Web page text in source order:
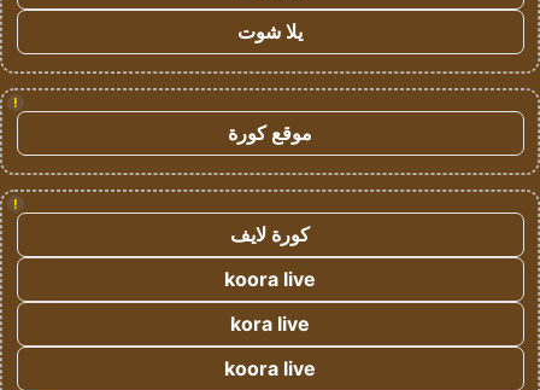
يلا شوت
!
موقع كورة
!
كورة لايف
koora live
kora live
koora live